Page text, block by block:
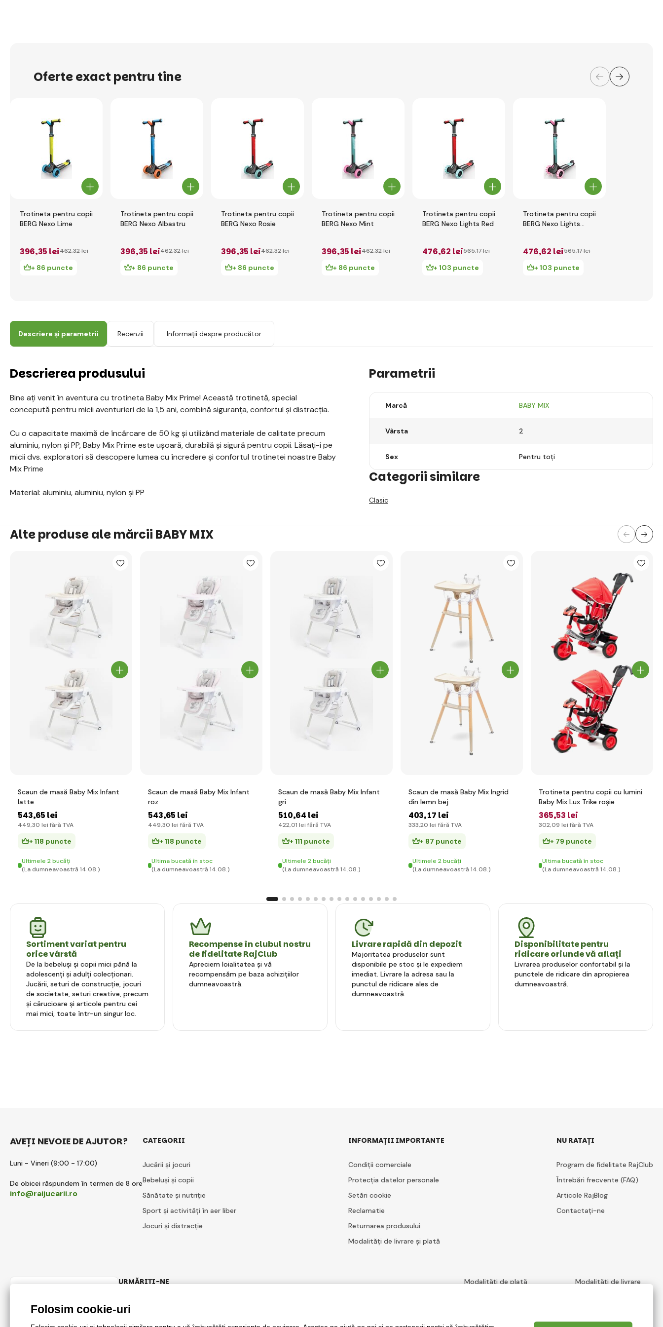
Oferte exact pentru tine
Trotineta pentru copii
BERG Nexo Lime
396,35 lei462,32 lei
+ 86 puncte
Trotineta pentru copii
BERG Nexo Albastru
396,35 lei462,32 lei
+ 86 puncte
Trotineta pentru copii
BERG Nexo Rosie
396,35 lei462,32 lei
+ 86 puncte
Trotineta pentru copii
BERG Nexo Mint
396,35 lei462,32 lei
+ 86 puncte
Trotineta pentru copii
BERG Nexo Lights Red
476,62 lei565,17 lei
+ 103 puncte
Trotineta pentru copii
BERG Nexo Lights
476,62 lei565,17 lei
+ 103 puncte
Descriere și parametrii Recenzii Informații despre producător
Descrierea produsului
Bine ați venit în aventura cu trotineta Baby Mix Prime! Această trotinetă, special
concepută pentru micii aventurieri de la 1,5 ani, combină siguranța, confortul și distracția.
Cu o capacitate maximă de încărcare de 50 kg și utilizând materiale de calitate precum
aluminiu, nylon și PP, Baby Mix Prime este ușoară, durabilă și sigură pentru copii. Lăsați-i pe
micii dvs. exploratori să descopere lumea cu încredere și confortul trotinetei noastre Baby
Mix Prime
Material: aluminiu, aluminiu, nylon și PP
Parametrii
Marcă BABY MIX
Vârsta 2
Sex Pentru toți
Categorii similare
Clasic
Alte produse ale mărcii BABY MIX
Scaun de masă Baby Mix Infant
latte
543,65 lei
449,30 lei fără TVA
+ 118 puncte
Ultimele 2 bucăți
(La dumneavoastră 14.08.)
Scaun de masă Baby Mix Infant
roz
543,65 lei
449,30 lei fără TVA
+ 118 puncte
Ultima bucată în stoc
(La dumneavoastră 14.08.)
Scaun de masă Baby Mix Infant
gri
510,64 lei
422,01 lei fără TVA
+ 111 puncte
Ultimele 2 bucăți
(La dumneavoastră 14.08.)
Scaun de masă Baby Mix Ingrid
din lemn bej
403,17 lei
333,20 lei fără TVA
+ 87 puncte
Ultimele 2 bucăți
(La dumneavoastră 14.08.)
Trotineta pentru copii cu lumini
Baby Mix Lux Trike roșie
365,53 lei
302,09 lei fără TVA
+ 79 puncte
Ultima bucată în stoc
(La dumneavoastră 14.08.)
Sortiment variat pentru
orice vârstă
De la bebeluși și copii mici până la
adolescenți și adulți colecționari.
Jucării, seturi de construcție, jocuri
de societate, seturi creative, precum
și cărucioare și articole pentru cei
mai mici, toate într-un singur loc.
Recompense în clubul nostru
de fidelitate RajClub
Apreciem loialitatea și vă
recompensăm pe baza achizițiilor
dumneavoastră.
Livrare rapidă din depozit
Majoritatea produselor sunt
disponibile pe stoc și le expediem
imediat. Livrare la adresa sau la
punctul de ridicare ales de
dumneavoastră.
Disponibilitate pentru
ridicare oriunde vă aflați
Livrarea produselor confortabil și la
punctele de ridicare din apropierea
dumneavoastră.
AVEȚI NEVOIE DE AJUTOR?
Luni - Vineri (9:00 - 17:00)
De obicei răspundem în termen de 8 ore
info@raijucarii.ro
CATEGORII
Jucării și jocuri
Bebeluși și copii
Sănătate și nutriție
Sport și activități în aer liber
Jocuri și distracție
INFORMAȚII IMPORTANTE
Condiții comerciale
Protecția datelor personale
Setări cookie
Reclamatie
Returnarea produsului
Modalități de livrare și plată
NU RATAȚI
Program de fidelitate RajClub
Întrebări frecvente (FAQ)
Articole RajBlog
Contactați-ne
URMĂRIȚI-NE Modalități de plată Modalități de livrare